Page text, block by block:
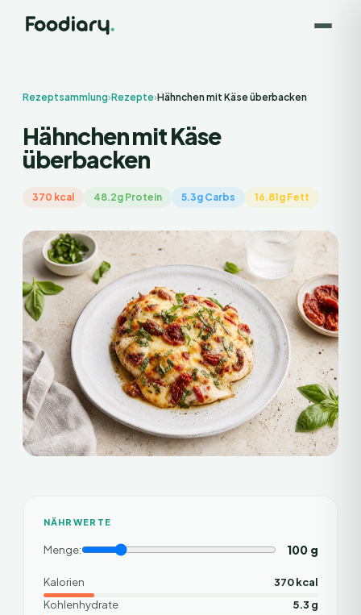
Rezeptsammlung›Rezepte›Hähnchen mit Käse überbacken
Hähnchen mit Käse
überbacken
370 kcal 48.2g Protein 5.3g Carbs 16.81g Fett
NÄHRWERTE
Menge: 100g
Kalorien
370 kcal
Kohlenhydrate
5.3 g